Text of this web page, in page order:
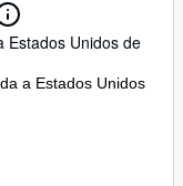
Estados Unidos de
a Estados Unidos